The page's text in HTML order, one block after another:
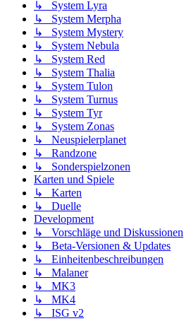
↳ System Lyra
↳ System Merpha
↳ System Mystery
↳ System Nebula
↳ System Red
↳ System Thalia
↳ System Tulon
↳ System Turnus
↳ System Tyr
↳ System Zonas
↳ Neuspielerplanet
↳ Randzone
↳ Sonderspielzonen
Karten und Spiele
↳ Karten
↳ Duelle
Development
↳ Vorschläge und Diskussionen
↳ Beta-Versionen & Updates
↳ Einheitenbeschreibungen
↳ Malaner
↳ MK3
↳ MK4
↳ ISG v2